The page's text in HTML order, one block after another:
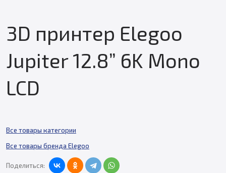
3D принтер Elegoo
Jupiter 12.8” 6K Mono
LCD
Все товары категории
Все товары бренда Elegoo
Поделиться: